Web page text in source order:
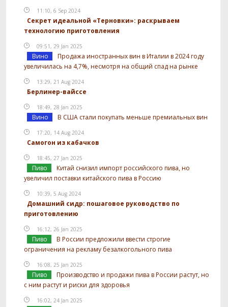
11:10, 6 Sep 2024
Секрет идеальной «Терновки»: раскрываем
технологию приготовления
09:51, 29 Jan 2025
Вино
Продажа иностранных вин в Италии в 2024 году
увеличилась на 4,7%, несмотря на общий спад на рынке
13:29, 21 Aug 2024
Берлинер-вайссе
18:49, 28 Jan 2025
Вино В США стали покупать меньше премиальных вин
17:20, 14 Aug 2024
Самогон из кабачков
18:45, 27 Jan 2025
Пиво
Китай снизил импорт российского пива, но
увеличил поставки китайского пива в Россию
10:39, 5 Aug 2024
Домашний сидр: пошаговое руководство по
приготовлению
16:12, 26 Jan 2025
Пиво
В России предложили ввести строгие
ограничения на рекламу безалкогольного пива
16:08, 25 Jan 2025
Пиво
Производство и продажи пива в России растут, но
с ним растут и риски для здоровья
16:02, 24 Jan 2025